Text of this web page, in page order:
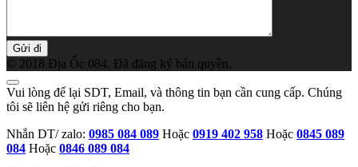
© 2018 Địa Ốc 084. Đã đăng ký bản quyền.
Vui lòng để lại SDT, Email, và thông tin bạn cần cung cấp. Chúng
tôi sẽ liên hệ gửi riêng cho bạn.
Nhắn DT/ zalo: 0985 084 089 Hoặc 0919 402 958 Hoặc 0845 089
084 Hoặc 0846 089 084